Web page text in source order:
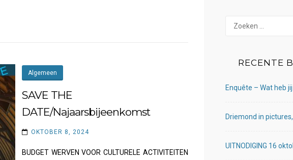
Algemeen
SAVE THE
DATE/Najaarsbijeenkomst
OKTOBER 8, 2024
BUDGET WERVEN VOOR CULTURELE ACTIVITEITEN
RECENTE
Enquête – Wat heb
Driemond in
UITNODIGING 16